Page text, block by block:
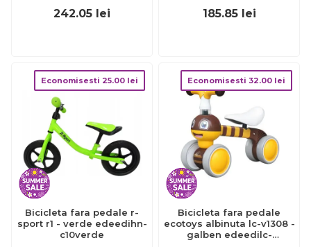
242.05 lei 185.85 lei
Economisesti 25.00 lei
Bicicleta fara pedale r-
sport r1 - verde edeedihn-
c10verde
Economisesti 32.00 lei
Bicicleta fara pedale
ecotoys albinuta lc-v1308 -
galben edeedilc-